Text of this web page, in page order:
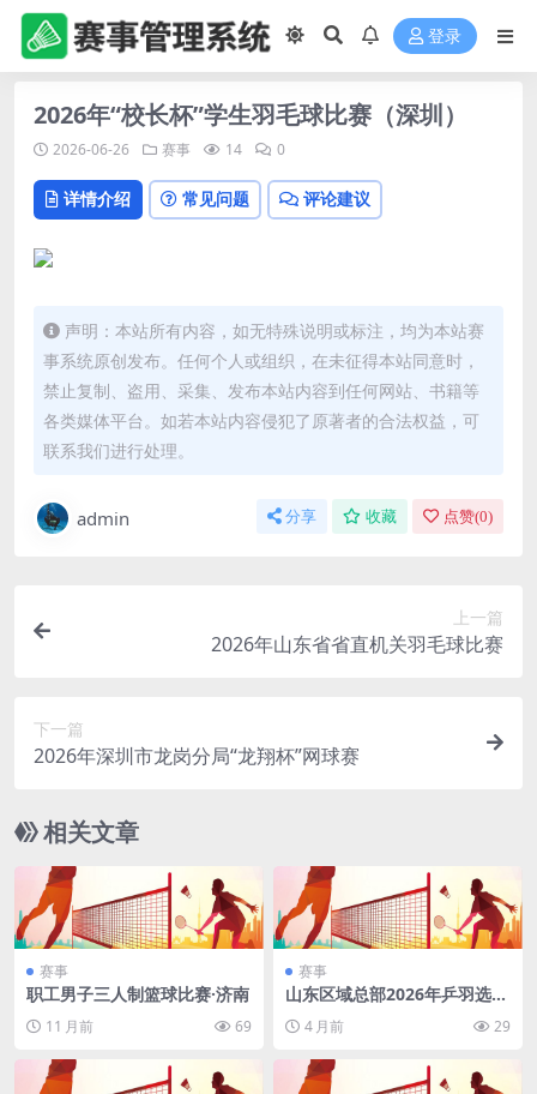
登录
2026年“校长杯”学生羽毛球比赛（深圳）
2026-06-26 赛事 14 0
详情介绍 常见问题 评论建议
声明：本站所有内容，如无特殊说明或标注，均为本站赛
事系统原创发布。任何个人或组织，在未征得本站同意时，
禁止复制、盗用、采集、发布本站内容到任何网站、书籍等
各类媒体平台。如若本站内容侵犯了原著者的合法权益，可
联系我们进行处理。
admin 分享 收藏 点赞(0)
上一篇
2026年山东省省直机关羽毛球比赛
下一篇
2026年深圳市龙岗分局“龙翔杯”网球赛
相关文章
赛事
职工男子三人制篮球比赛·济南
11 月前 69
赛事
山东区域总部2026年乒羽选拔
4 月前 29